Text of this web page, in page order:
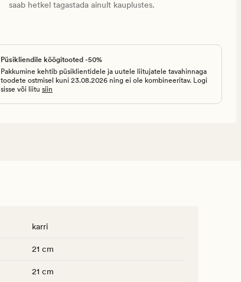
saab hetkel tagastada ainult kauplustes.
Püsikliendile köögitooted -50%
Pakkumine kehtib püsiklientidele ja uutele liitujatele tavahinnaga
toodete ostmisel kuni 23.08.2026 ning ei ole kombineeritav. Logi
sisse või liitu siin
karri
21 cm
21 cm